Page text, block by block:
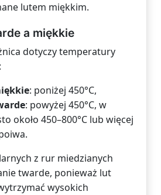
lutem miękkim.
a miękkie
dotyczy temperatury
: poniżej 450°C,
: powyżej 450°C, w
około 450–800°C lub więcej
z rur miedzianych
twarde, ponieważ lut
wysokich